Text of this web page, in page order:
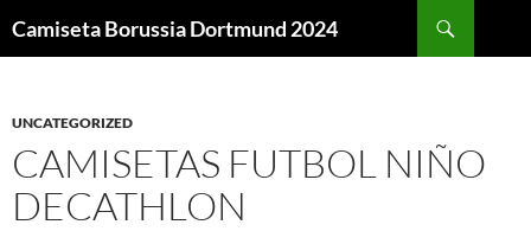
Camiseta Borussia Dortmund 2024
UNCATEGORIZED
CAMISETAS FUTBOL NIÑO
DECATHLON